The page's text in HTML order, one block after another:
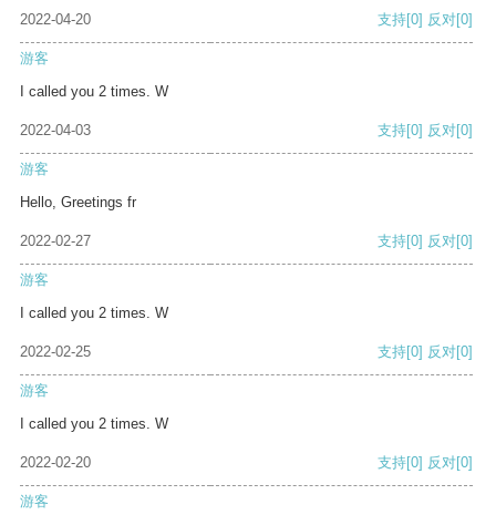
2022-04-20 支持[0] 反对[0]
游客
I called you 2 times. W
2022-04-03 支持[0] 反对[0]
游客
Hello, Greetings fr
2022-02-27 支持[0] 反对[0]
游客
I called you 2 times. W
2022-02-25 支持[0] 反对[0]
游客
I called you 2 times. W
2022-02-20 支持[0] 反对[0]
游客